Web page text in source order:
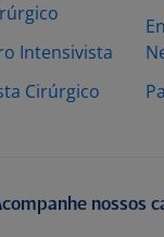
Intensivista
Cirúrgico
nossos